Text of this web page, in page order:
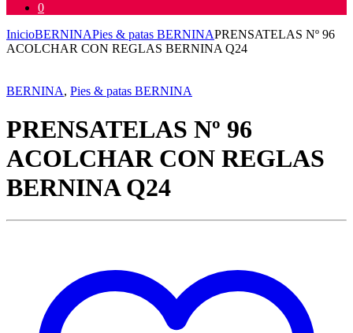
0
InicioBERNINAPies & patas BERNINAPRENSATELAS Nº 96
ACOLCHAR CON REGLAS BERNINA Q24
BERNINA, Pies & patas BERNINA
PRENSATELAS Nº 96
ACOLCHAR CON REGLAS
BERNINA Q24